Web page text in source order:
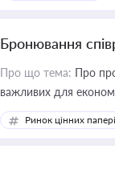
Бронювання
Про що тема: Про
важливих для
Ринок цінних